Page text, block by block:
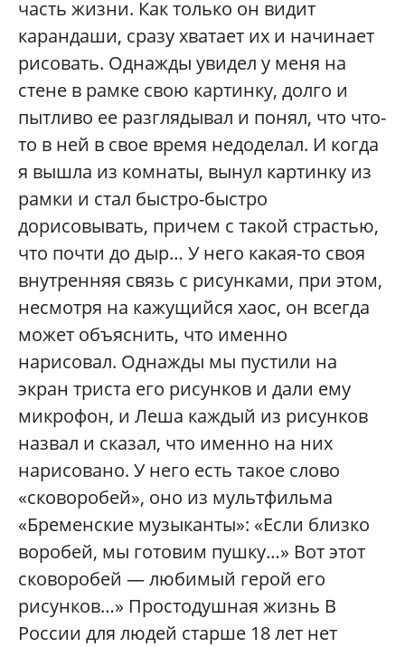
часть жизни. Как только он видит
карандаши, сразу хватает их и начинает
рисовать. Однажды увидел у меня на
стене в рамке свою картинку, долго и
пытливо ее разглядывал и понял, что что-
то в ней в свое время недоделал. И когда
я вышла из комнаты, вынул картинку из
рамки и стал быстро-быстро
дорисовывать, причем с такой страстью,
что почти до дыр… У него какая-то своя
внутренняя связь с рисунками, при этом,
несмотря на кажущийся хаос, он всегда
может объяснить, что именно
нарисовал. Однажды мы пустили на
экран триста его рисунков и дали ему
микрофон, и Леша каждый из рисунков
назвал и сказал, что именно на них
нарисовано. У него есть такое слово
«сковоробей», оно из мультфильма
«Бременские музыканты»: «Если близко
воробей, мы готовим пушку…» Вот этот
сковоробей — любимый герой его
рисунков…» Простодушная жизнь В
России для людей старше 18 лет нет